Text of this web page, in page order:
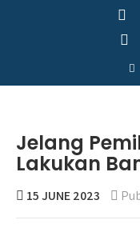
Jelang
Lakukan
15 JUNE 2023